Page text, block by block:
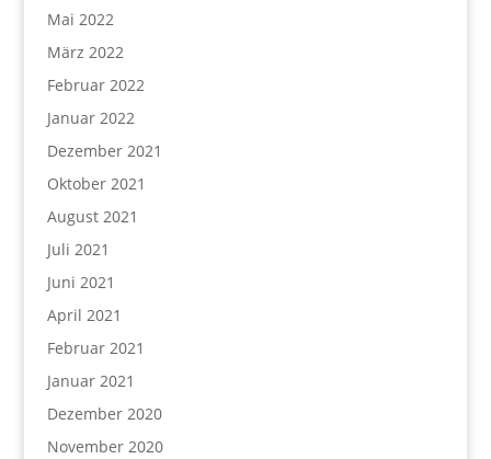
Mai 2022
März 2022
Februar 2022
Januar 2022
Dezember 2021
Oktober 2021
August 2021
Juli 2021
Juni 2021
April 2021
Februar 2021
Januar 2021
Dezember 2020
November 2020